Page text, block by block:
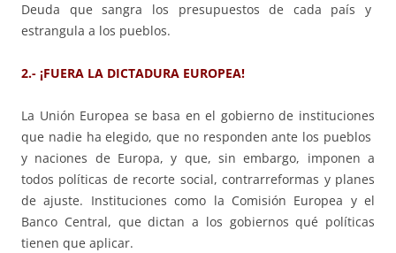
Deuda que sangra los presupuestos de cada país y
estrangula a los pueblos.
2.- ¡FUERA LA DICTADURA EUROPEA!
La Unión Europea se basa en el gobierno de instituciones
que nadie ha elegido, que no responden ante los pueblos
y naciones de Europa, y que, sin embargo, imponen a
todos políticas de recorte social, contrarreformas y planes
de ajuste. Instituciones como la Comisión Europea y el
Banco Central, que dictan a los gobiernos qué políticas
tienen que aplicar.